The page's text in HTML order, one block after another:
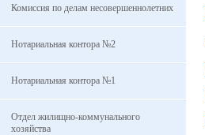
Комиссия по делам несовершеннолетних
Нотариальная контора №2
Нотариальная контора №1
Отдел жилищно-коммунального
хозяйства